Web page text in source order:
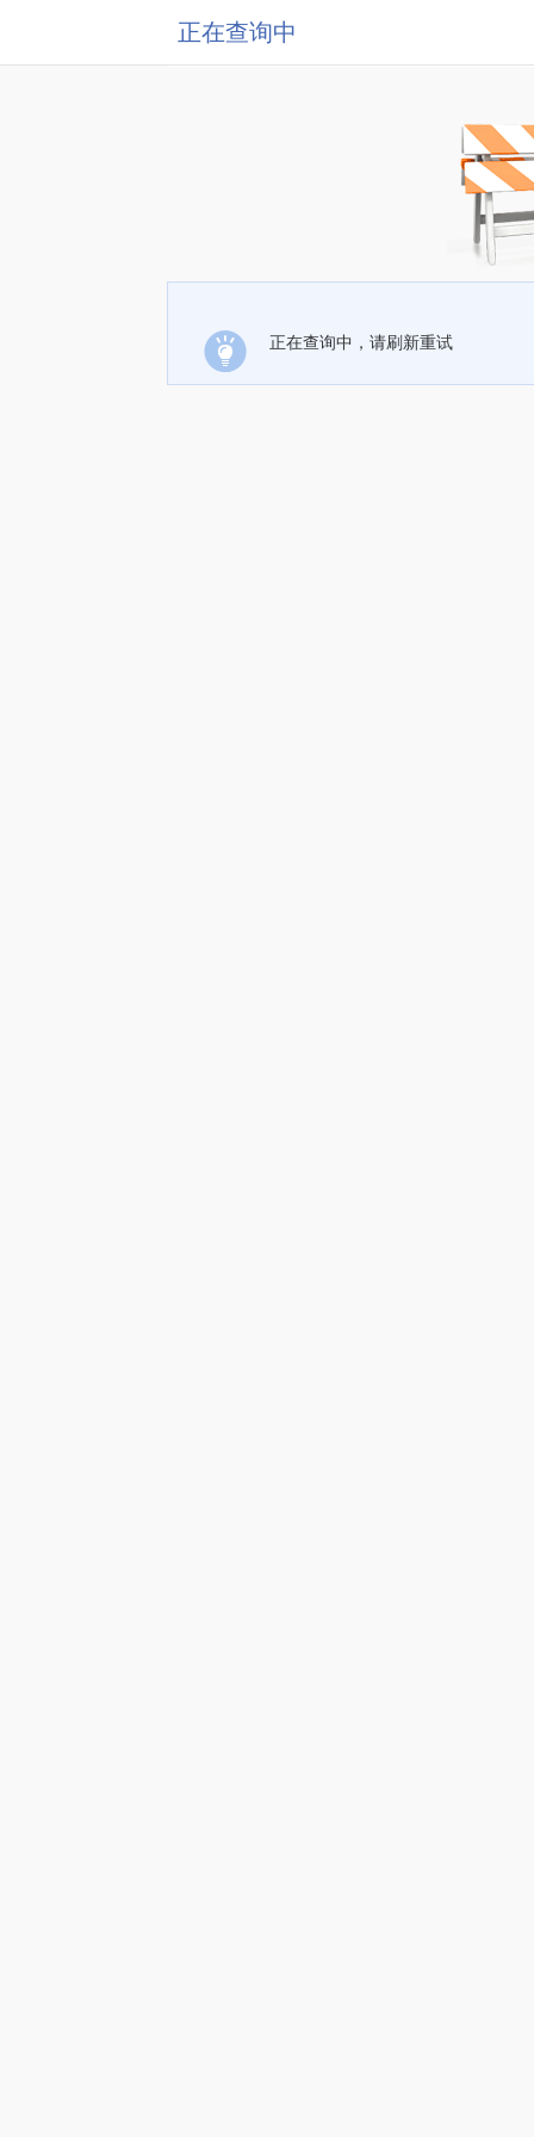
正在查询中
正在查询中，请刷新重试